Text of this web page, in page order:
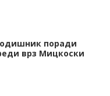
поради
врз Мицкоски